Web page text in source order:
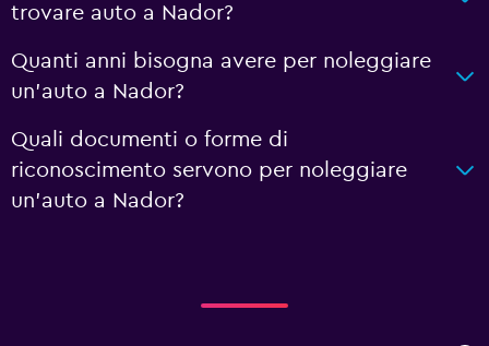
trovare auto a Nador?
Quanti anni bisogna avere per noleggiare
un'auto a Nador?
Quali documenti o forme di
riconoscimento servono per noleggiare
un'auto a Nador?